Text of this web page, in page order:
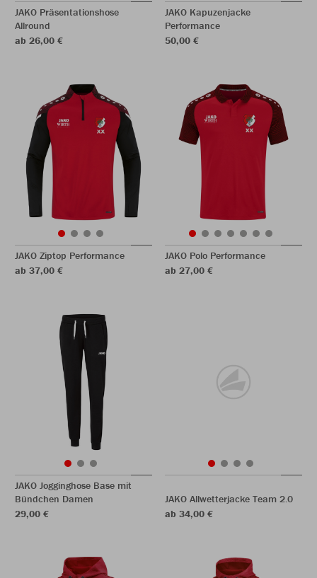
JAKO Präsentationshose
Allround
ab 26,00 €
JAKO Kapuzenjacke
Performance
50,00 €
JAKO Ziptop Performance
ab 37,00 €
JAKO Polo Performance
ab 27,00 €
JAKO Jogginghose Base mit
Bündchen Damen
29,00 €
JAKO Allwetterjacke Team 2.0
ab 34,00 €